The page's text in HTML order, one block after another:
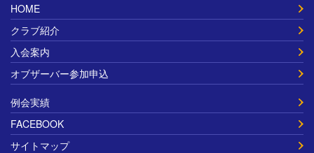
HOME
クラブ紹介
入会案内
オブザーバー参加申込
例会実績
FACEBOOK
サイトマップ